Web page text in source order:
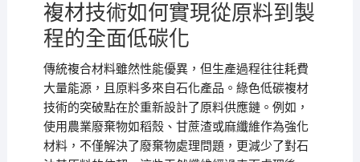
複材技術如何實現從原料到製
程的全面低碳化
傳統複合材料雖然性能優異，但生產過程往往耗費
大量能源，且原料多來自石化產品。綠色低碳複材
技術的突破點在於重新設計了原料供應鏈。例如，
使用農業廢棄物如稻殼、甘蔗渣或麻纖維作為強化
材料，不僅解決了廢棄物處理問題，更減少了對石